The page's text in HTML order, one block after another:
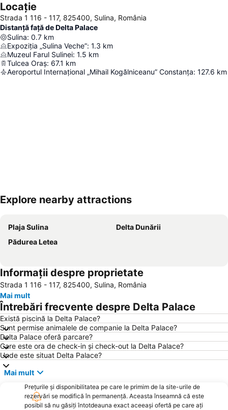
Locație
Strada 1 116 - 117, 825400, Sulina, România
Distanță față de Delta Palace
Sulina: 0.7 km
Expoziția „Sulina Veche”: 1.3 km
Muzeul Farul Sulinei: 1.5 km
Tulcea Oraș: 67.1 km
Aeroportul Internațional „Mihail Kogălniceanu” Constanța: 127.6 km
Explore nearby attractions
Plaja Sulina
Delta Dunării
Pădurea Letea
Informații despre proprietate
Strada 1 116 - 117, 825400, Sulina, România
Mai mult
Întrebări frecvente despre Delta Palace
Există piscină la Delta Palace?
Sunt permise animalele de companie la Delta Palace?
Delta Palace oferă parcare?
Care este ora de check-in și check-out la Delta Palace?
Unde este situat Delta Palace?
Mai mult
Prețurile și disponibilitatea pe care le primim de la site-urile de
rezervări se modifică în permanență. Aceasta înseamnă că este
posibil să nu găsiți întotdeauna exact aceeași ofertă pe care ați